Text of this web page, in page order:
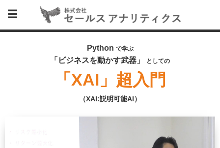
Python で学ぶ
「ビジネスを動かす武器」 としての
「XAI」超入門
（XAI:説明可能AI）